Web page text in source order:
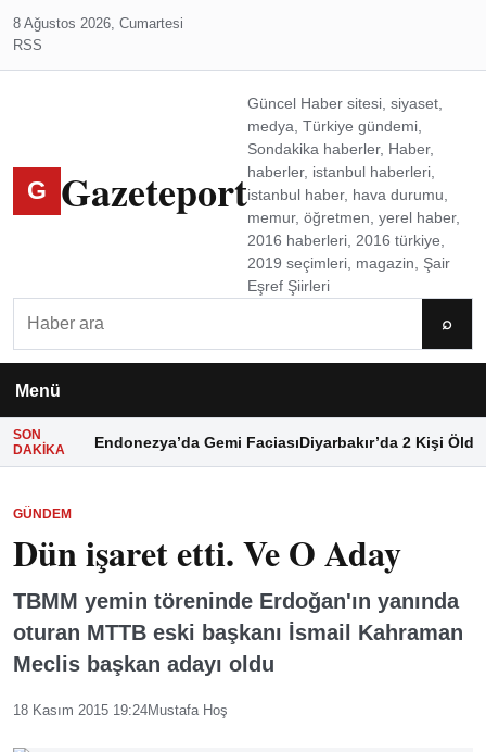
8 Ağustos 2026, Cumartesi
RSS
G Gazeteport
Güncel Haber sitesi, siyaset,
medya, Türkiye gündemi,
Sondakika haberler, Haber,
haberler, istanbul haberleri,
istanbul haber, hava durumu,
memur, öğretmen, yerel haber,
2016 haberleri, 2016 türkiye,
2019 seçimleri, magazin, Şair
Eşref Şiirleri
⌕
Menü
SON
DAKIKA
Endonezya’da Gemi FaciasıDiyarbakır’da 2 Kişi Öldü
GÜNDEM
Dün işaret etti. Ve O Aday
TBMM yemin töreninde Erdoğan'ın yanında
oturan MTTB eski başkanı İsmail Kahraman
Meclis başkan adayı oldu
18 Kasım 2015 19:24Mustafa Hoş